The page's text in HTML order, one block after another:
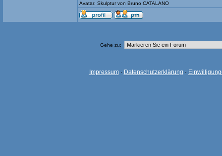
Avatar: Skulptur von Bruno CATALANO
Gehe zu:
Impressum· Datenschutzerklärung ·